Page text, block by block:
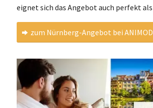
eignet sich das Angebot auch perfekt als
zum Nürnberg-Angebot bei ANIMOD